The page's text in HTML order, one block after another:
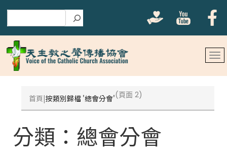
首頁 按類別歸檔 '總會分會'(頁面 2)
分類： 總會分會